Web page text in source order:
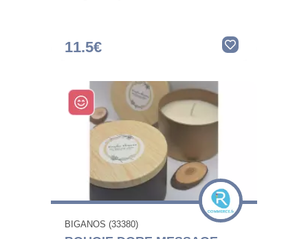
11.5€
BIGANOS (33380)